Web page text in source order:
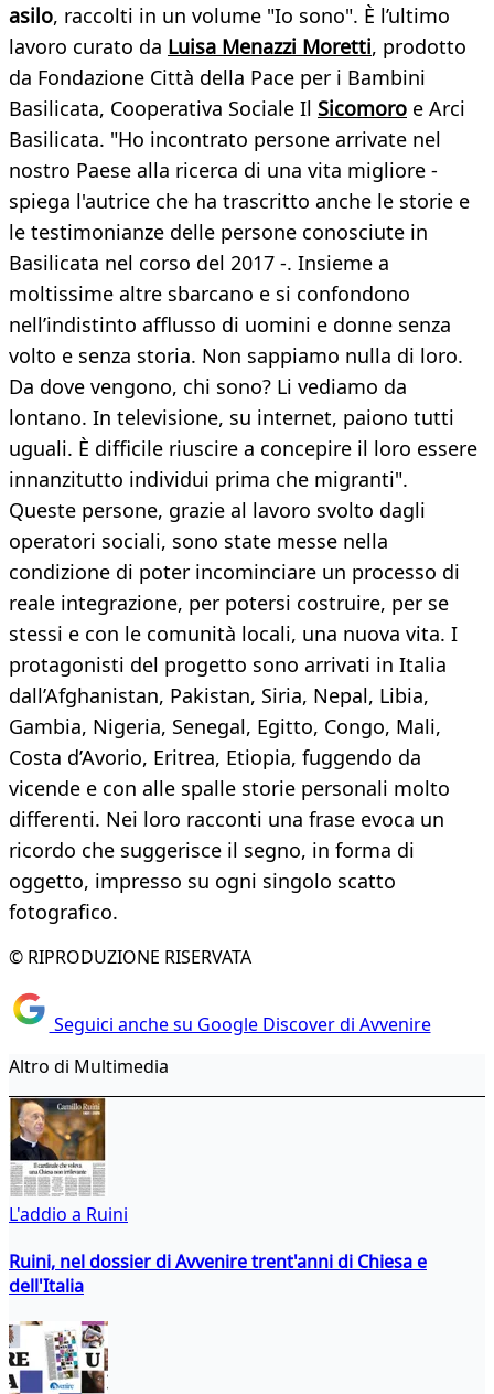
asilo, raccolti in un volume "Io sono". È l’ultimo
lavoro curato da Luisa Menazzi Moretti, prodotto
da Fondazione Città della Pace per i Bambini
Basilicata, Cooperativa Sociale Il Sicomoro e Arci
Basilicata. "Ho incontrato persone arrivate nel
nostro Paese alla ricerca di una vita migliore -
spiega l'autrice che ha trascritto anche le storie e
le testimonianze delle persone conosciute in
Basilicata nel corso del 2017 -. Insieme a
moltissime altre sbarcano e si confondono
nell’indistinto afflusso di uomini e donne senza
volto e senza storia. Non sappiamo nulla di loro.
Da dove vengono, chi sono? Li vediamo da
lontano. In televisione, su internet, paiono tutti
uguali. È difficile riuscire a concepire il loro essere
innanzitutto individui prima che migranti".
Queste persone, grazie al lavoro svolto dagli
operatori sociali, sono state messe nella
condizione di poter incominciare un processo di
reale integrazione, per potersi costruire, per se
stessi e con le comunità locali, una nuova vita. I
protagonisti del progetto sono arrivati in Italia
dall’Afghanistan, Pakistan, Siria, Nepal, Libia,
Gambia, Nigeria, Senegal, Egitto, Congo, Mali,
Costa d’Avorio, Eritrea, Etiopia, fuggendo da
vicende e con alle spalle storie personali molto
differenti. Nei loro racconti una frase evoca un
ricordo che suggerisce il segno, in forma di
oggetto, impresso su ogni singolo scatto
fotografico.
© RIPRODUZIONE RISERVATA
Seguici anche su Google Discover di Avvenire
Altro di Multimedia
L'addio a Ruini
Ruini, nel dossier di Avvenire trent'anni di Chiesa e
dell'Italia